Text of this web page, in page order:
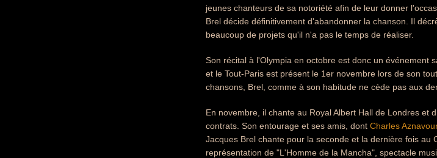
jeunes chanteurs de sa notoriété afin de leur donner
Brel décide définitivement d'abandonner la chanson. Il
beaucoup de projets qu'il n'a pas le temps de réaliser.
Son récital à l'Olympia en octobre est donc un événement
et le Tout-Paris est présent le 1er novembre lors de son
chansons, Brel, comme à son habitude ne cède pas aux
En novembre, il chante au Royal Albert Hall de Londres
contrats. Son entourage et ses amis, dont Charles Aznavour
Jacques Brel chante pour la seconde et la dernière fois
représentation de "L'Homme de la Mancha", spectacle